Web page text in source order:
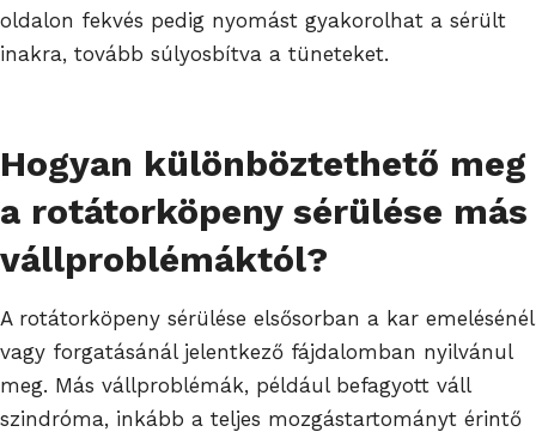
oldalon fekvés pedig nyomást gyakorolhat a sérült
inakra, tovább súlyosbítva a tüneteket.
Hogyan különböztethető meg
a rotátorköpeny sérülése más
vállproblémáktól?
A rotátorköpeny sérülése elsősorban a kar emelésénél
vagy forgatásánál jelentkező fájdalomban nyilvánul
meg. Más vállproblémák, például befagyott váll
szindróma, inkább a teljes mozgástartományt érintő